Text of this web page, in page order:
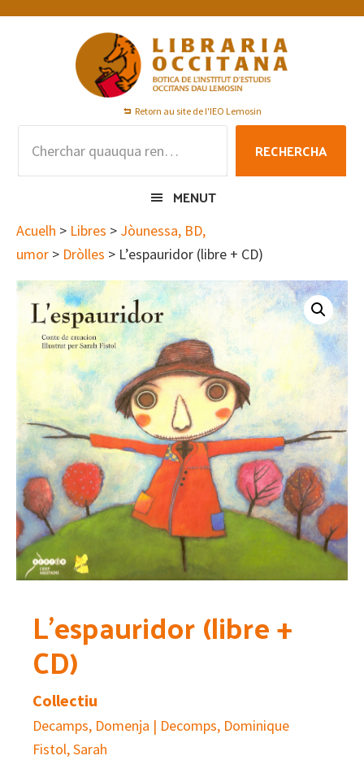
Skip
Skip
Skip
Retorn au site de l'IEO Lemosin
RECHERCHA
MENUT
Acuelh > Libres > Jòunessa, BD,
umor > Dròlles > L’espauridor (libre + CD)
L’espauridor (libre +
CD)
Collectiu
Decamps, Domenja | Decomps, Dominique
Fistol, Sarah